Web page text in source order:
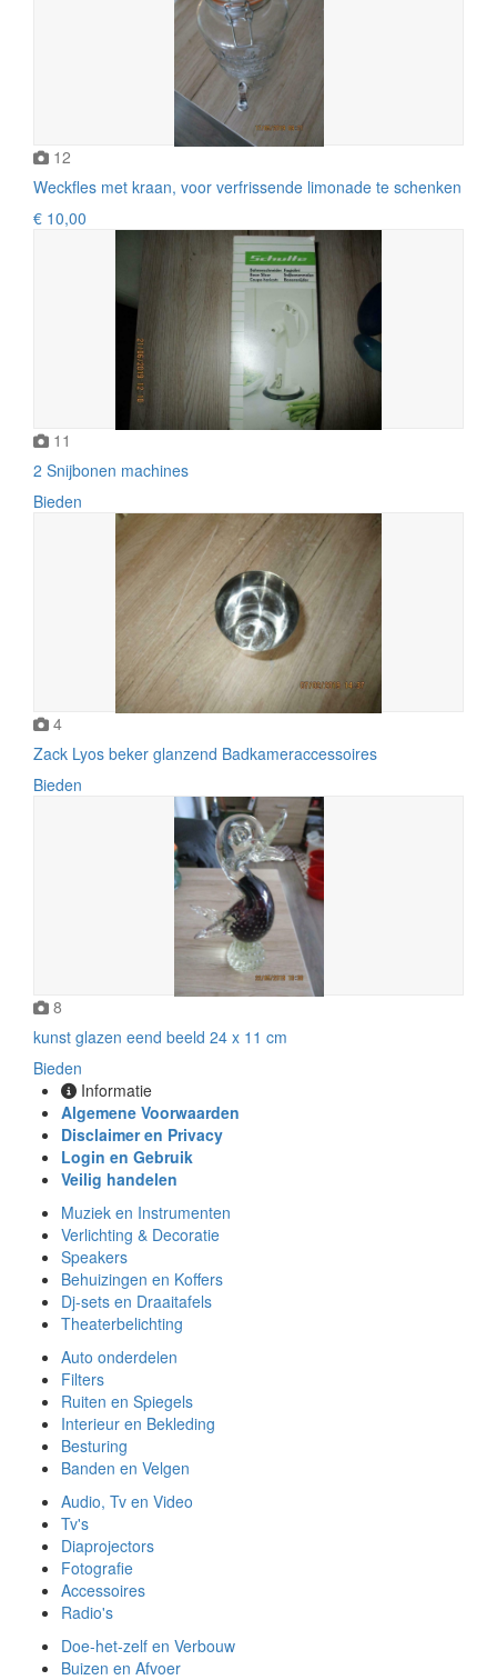
12
Weckfles met kraan, voor verfrissende limonade te schenken
€ 10,00
11
2 Snijbonen machines
Bieden
4
Zack Lyos beker glanzend Badkameraccessoires
Bieden
8
kunst glazen eend beeld 24 x 11 cm
Bieden
Informatie
Algemene Voorwaarden
Disclaimer en Privacy
Login en Gebruik
Veilig handelen
Muziek en Instrumenten
Verlichting & Decoratie
Speakers
Behuizingen en Koffers
Dj-sets en Draaitafels
Theaterbelichting
Auto onderdelen
Filters
Ruiten en Spiegels
Interieur en Bekleding
Besturing
Banden en Velgen
Audio, Tv en Video
Tv's
Diaprojectors
Fotografie
Accessoires
Radio's
Doe-het-zelf en Verbouw
Buizen en Afvoer